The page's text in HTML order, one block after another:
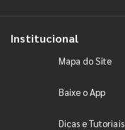
Institucional
Mapa do Site
Baixe o App
Dicas e Tutoriais